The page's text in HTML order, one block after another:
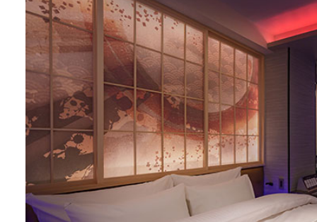
急なお泊りでも安心だ。フード＆ドリンク
いる。厳選した近隣の人気店のデリバリー
利用可能で、お部屋で本格的な韓国料理や
める。
現在は、夏限定で「ガリガリ君サワー・
実サワー・ソーダ」の特別メニューもご用
Brun』で暑気払いの優雅なひと時を過ごし
う。
GALLERY